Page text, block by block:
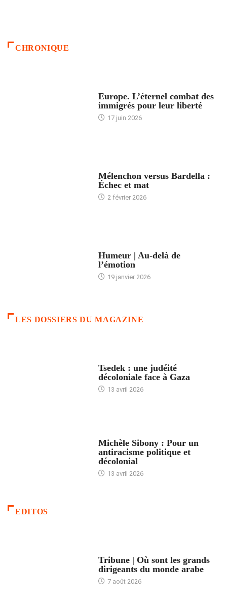
CHRONIQUE
Europe. L’éternel combat des
immigrés pour leur liberté
17 juin 2026
Mélenchon versus Bardella :
Échec et mat
2 février 2026
Humeur | Au-delà de
l’émotion
19 janvier 2026
LES DOSSIERS DU MAGAZINE
Tsedek : une judéité
décoloniale face à Gaza
13 avril 2026
Michèle Sibony : Pour un
antiracisme politique et
décolonial
13 avril 2026
EDITOS
Tribune | Où sont les grands
dirigeants du monde arabe
7 août 2026